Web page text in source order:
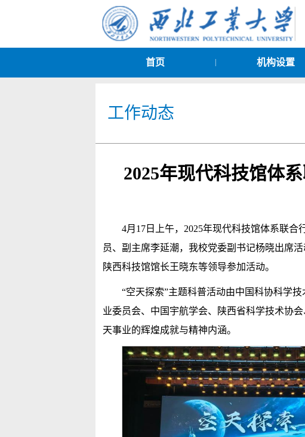
首页 机构设置
工作动态
2025年现代科技馆体
4月17日上午，2025年现代科技馆体系联
员、副主席李延潮，我校党委副书记杨晓出席
陕西科技馆馆长王晓东等领导参加活动。
“空天探索”主题科普活动由中国科协科学
业委员会、中国宇航学会、陕西省科学技术协
天事业的辉煌成就与精神内涵。